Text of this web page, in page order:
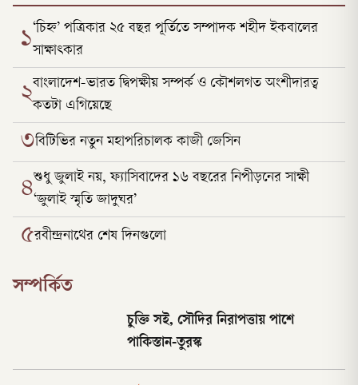
১‘চিহ্ন’ পত্রিকার ২৫ বছর পূর্তিতে সম্পাদক শহীদ ইকবালের
সাক্ষাৎকার
২বাংলাদেশ-ভারত দ্বিপক্ষীয় সম্পর্ক ও কৌশলগত অংশীদারত্ব
কতটা এগিয়েছে
৩বিটিভির নতুন মহাপরিচালক কাজী জেসিন
৪শুধু জুলাই নয়, ফ্যাসিবাদের ১৬ বছরের নিপীড়নের সাক্ষী
‘জুলাই স্মৃতি জাদুঘর’
৫রবীন্দ্রনাথের শেষ দিনগুলো
সম্পর্কিত
চুক্তি সই, সৌদির নিরাপত্তায় পাশে
পাকিস্তান-তুরস্ক